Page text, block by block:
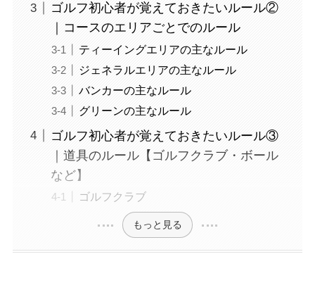
ゴルフ初心者が覚えておきたいルール②
｜コースのエリアごとでのルール
ティーイングエリアの主なルール
ジェネラルエリアの主なルール
バンカーの主なルール
グリーンの主なルール
ゴルフ初心者が覚えておきたいルール③
｜道具のルール【ゴルフクラブ・ボール
など】
ゴルフクラブ
もっと見る